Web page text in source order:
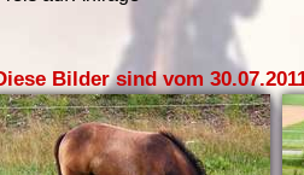
Bilder sind vom